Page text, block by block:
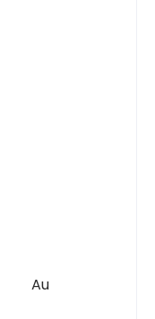
Au